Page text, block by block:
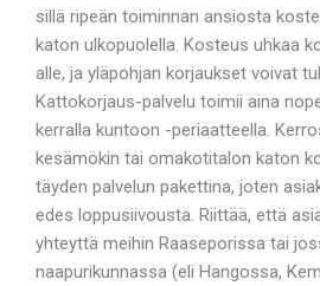
sillä ripeän toiminnan ansiosta
katon ulkopuolella. Kosteus uhkaa
alle, ja yläpohjan korjaukset voivat
Kattokorjaus-palvelu toimii aina
kerralla kuntoon -periaatteella.
kesämökin tai omakotitalon katon
täyden palvelun pakettina, joten
edes loppusiivousta. Riittää, että
yhteyttä meihin Raaseporissa tai
naapurikunnassa (eli Hangossa,